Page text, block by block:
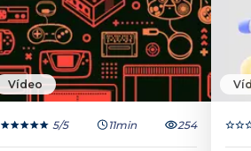
Vídeo
5/5 11min 254